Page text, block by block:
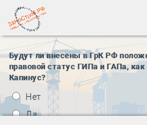
Будут ли внесены в ГрК РФ
правовой статус ГИПа и ГАПа, как
Капинус?
Нет
Да